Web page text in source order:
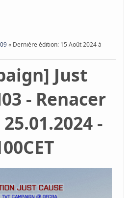
Dernière édition: 15 Août 2024 à
Just
- Renacer
-